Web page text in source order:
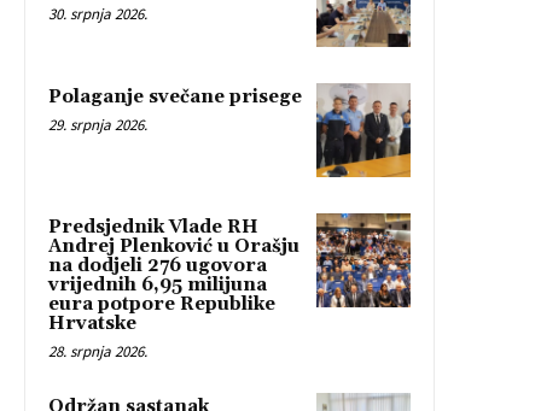
30. srpnja 2026.
Polaganje svečane prisege
29. srpnja 2026.
Predsjednik Vlade RH
Andrej Plenković u Orašju
na dodjeli 276 ugovora
vrijednih 6,95 milijuna
eura potpore Republike
Hrvatske
28. srpnja 2026.